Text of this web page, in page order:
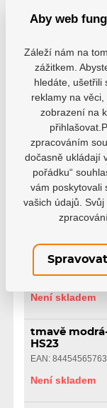
tmavě
Není skladem
tmavě
XXXL, HS23
EAN:
Není skladem
tmavě
HS23
EAN:
tmavě
EAN:
Není skladem
tmavě
HS23
EAN:
Není skladem
Aby web
Záleží nám na
zážitkem.
hledáte, ušetřili
reklamy na
zobrazení na
zpracováním
dočasně ukládají
pořádku“
vám poskytovali
vašich údajů.